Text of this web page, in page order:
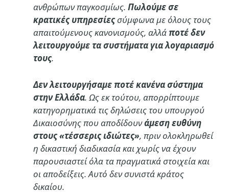
ανθρώπων παγκοσμίως. Πωλούμε σε
κρατικές υπηρεσίεςσύμφωνα με όλους τους
απαιτούμενους κανονισμούς, αλλά ποτέ δεν
λειτουργούμε τα συστήματα για λογαριασμό
τους.
Δεν λειτουργήσαμε ποτέ κανένα σύστημα
στην Ελλάδα. Ως εκ τούτου, απορρίπτουμε
κατηγορηματικά τις δηλώσεις του υπουργού
Δικαιοσύνης που αποδίδουνάμεση ευθύνη
στους «τέσσερις ιδιώτες», πριν ολοκληρωθεί
η δικαστική διαδικασία και χωρίς να έχουν
παρουσιαστεί όλα τα πραγματικά στοιχεία και
οι αποδείξεις. Αυτό δεν συνιστά κράτος
δικαίου.